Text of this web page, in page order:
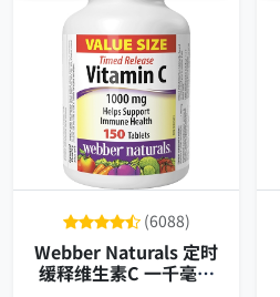
(6088)
Webber Naturals 定时
缓释维生素C 一千毫克